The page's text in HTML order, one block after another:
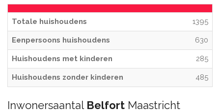
Totale huishoudens 1395
Eenpersoons huishoudens 630
Huishoudens met kinderen 285
Huishoudens zonder kinderen 485
Inwonersaantal Belfort Maastricht